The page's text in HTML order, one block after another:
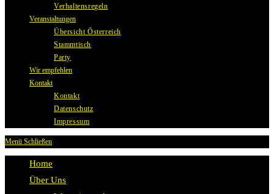
Verhaltensregeln
Veranstaltungen
Übersicht Österreich
Stammtisch
Party
Wir empfehlen
Kontakt
Kontakt
Datenschutz
Impressum
Menü Schließen
Home
Über Uns